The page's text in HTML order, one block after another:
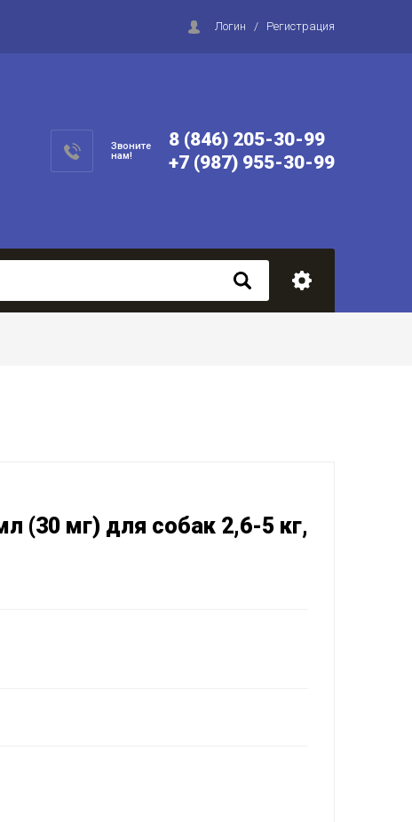
Логин / Регистрация
Звоните
нам!
8 (846) 205-30-99
+7 (987) 955-30-99
(30 мг) для собак 2,6-5 кг,